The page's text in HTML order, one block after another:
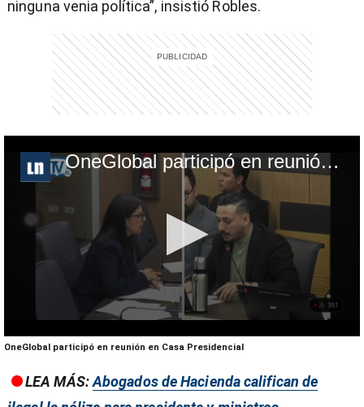
ninguna venia política”, insistió Robles.
OneGlobal participó en reunión en Casa Presidencial
0
seconds
OneGlobal participó en reunión en Casa Presidencial
LEA MÁS:Abogados de Hacienda califican de